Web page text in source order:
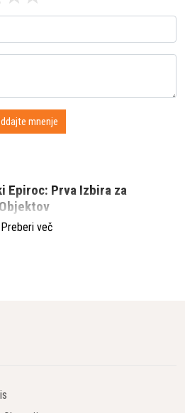
Epiroc: Prva Izbira za
kjer je učinkovitost ključnega
jih hidravlični drobilniki Epiroc
Preberi več